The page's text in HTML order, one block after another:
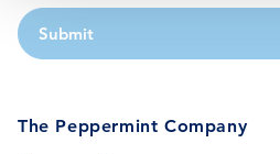
Submit
The Peppermint Company